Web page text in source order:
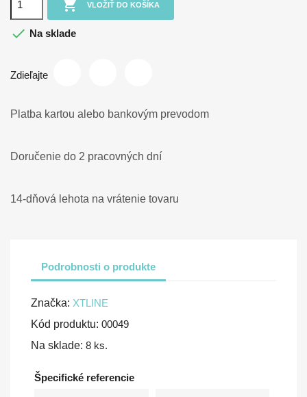
 VLOŽIŤ DO KOŠÍKA
 Na sklade
Zdieľajte
Platba kartou alebo bankovým prevodom
Doručenie do 2 pracovných dní
14-dňová lehota na vrátenie tovaru
Podrobnosti o produkte
Značka: XTLINE
Kód produktu: 00049
Na sklade: 8 ks.
Špecifické referencie